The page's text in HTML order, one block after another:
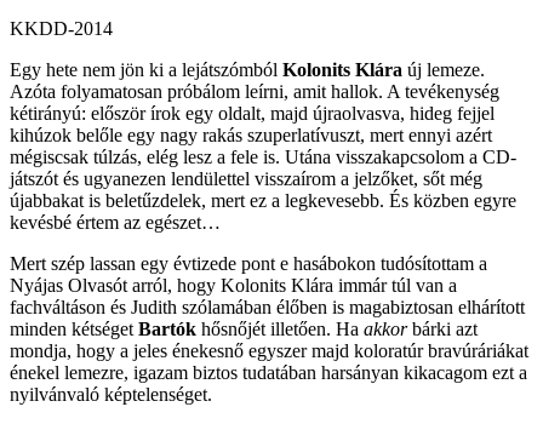
KKDD-2014
Egy hete nem jön ki a lejátszómból Kolonits Klára új lemeze.
Azóta folyamatosan próbálom leírni, amit hallok. A tevékenység
kétirányú: először írok egy oldalt, majd újraolvasva, hideg fejjel
kihúzok belőle egy nagy rakás szuperlatívuszt, mert ennyi azért
mégiscsak túlzás, elég lesz a fele is. Utána visszakapcsolom a CD-
játszót és ugyanezen lendülettel visszaírom a jelzőket, sőt még
újabbakat is beletűzdelek, mert ez a legkevesebb. És közben egyre
kevésbé értem az egészet…
Mert szép lassan egy évtizede pont e hasábokon tudósítottam a
Nyájas Olvasót arról, hogy Kolonits Klára immár túl van a
fachváltáson és Judith szólamában élőben is magabiztosan elhárított
minden kétségetBartók hősnőjét illetően. Ha akkorbárki azt
mondja, hogy a jeles énekesnő egyszer majd koloratúr bravúráriákat
énekel lemezre, igazam biztos tudatában harsányan kikacagom ezt a
nyilvánvaló képtelenséget.